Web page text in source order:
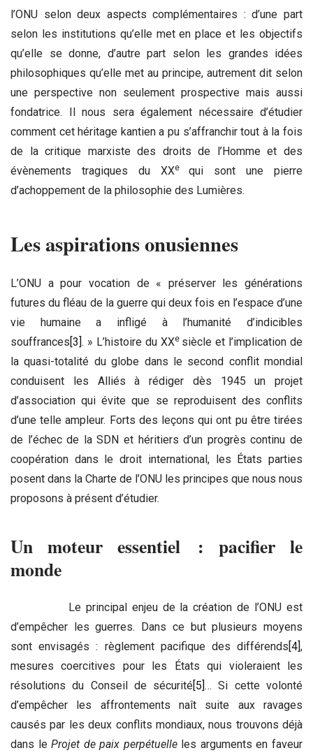
l’ONU selon deux aspects complémentaires : d’une part
selon les institutions qu’elle met en place et les objectifs
qu’elle se donne, d’autre part selon les grandes idées
philosophiques qu’elle met au principe, autrement dit selon
une perspective non seulement prospective mais aussi
fondatrice. Il nous sera également nécessaire d’étudier
comment cet héritage kantien a pu s’affranchir tout à la fois
de la critique marxiste des droits de l’Homme et des
évènements tragiques du XXe qui sont une pierre
d’achoppement de la philosophie des Lumières.
Les aspirations onusiennes
L’ONU a pour vocation de « préserver les générations
futures du fléau de la guerre qui deux fois en l’espace d’une
vie humaine a infligé à l’humanité d’indicibles
souffrances[3]. » L’histoire du XXe siècle et l’implication de
la quasi-totalité du globe dans le second conflit mondial
conduisent les Alliés à rédiger dès 1945 un projet
d’association qui évite que se reproduisent des conflits
d’une telle ampleur. Forts des leçons qui ont pu être tirées
de l’échec de la SDN et héritiers d’un progrès continu de
coopération dans le droit international, les États parties
posent dans la Charte de l’ONU les principes que nous nous
proposons à présent d’étudier.
Un moteur essentiel : pacifier le
monde
Le principal enjeu de la création de l’ONU est
d’empêcher les guerres. Dans ce but plusieurs moyens
sont envisagés : règlement pacifique des différends[4],
mesures coercitives pour les États qui violeraient les
résolutions du Conseil de sécurité[5]… Si cette volonté
d’empêcher les affrontements naît suite aux ravages
causés par les deux conflits mondiaux, nous trouvons déjà
dans leProjet de paix perpétuelle les arguments en faveur